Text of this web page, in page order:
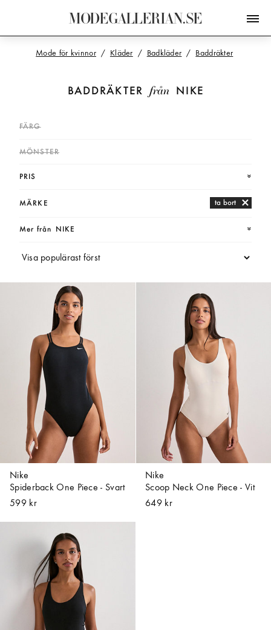
MODEGALLERIAN.SE
BADDRÄKTER från NIKE
Mode för kvinnor Kläder Badkläder Baddräkter
FÄRG
MÖNSTER
PRIS
MÄRKE ta bort
Mer från NIKE
Nike
Spiderback One Piece - Svart
599 kr
Nike
Scoop Neck One Piece - Vit
649 kr